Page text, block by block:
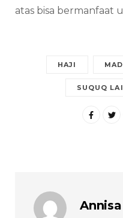
atas bisa bermanfaat
HAJI
SUQUQ